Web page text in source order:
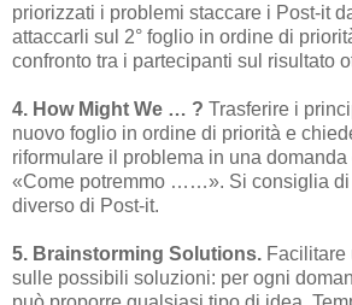
priorizzati i problemi staccare i Post-it
attaccarli sul 2° foglio in ordine di
confronto tra i partecipanti sul risultato
4. How Might We … ? Trasferire i
nuovo foglio in ordine di priorità e
riformulare il problema in una
«Come potremmo ……». Si consiglia di
diverso di Post-it.
5. Brainstorming Solutions. Facilitare
sulle possibili soluzioni: per ogni